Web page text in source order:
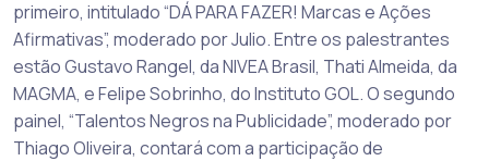
primeiro, intitulado “DÁ PARA FAZER! Marcas e Ações
Afirmativas”, moderado por Julio. Entre os palestrantes
estão Gustavo Rangel, da NIVEA Brasil, Thati Almeida, da
MAGMA, e Felipe Sobrinho, do Instituto GOL. O segundo
painel, “Talentos Negros na Publicidade”, moderado por
Thiago Oliveira, contará com a participação de